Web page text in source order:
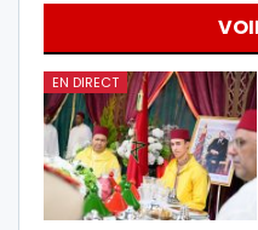
EN DIRECT